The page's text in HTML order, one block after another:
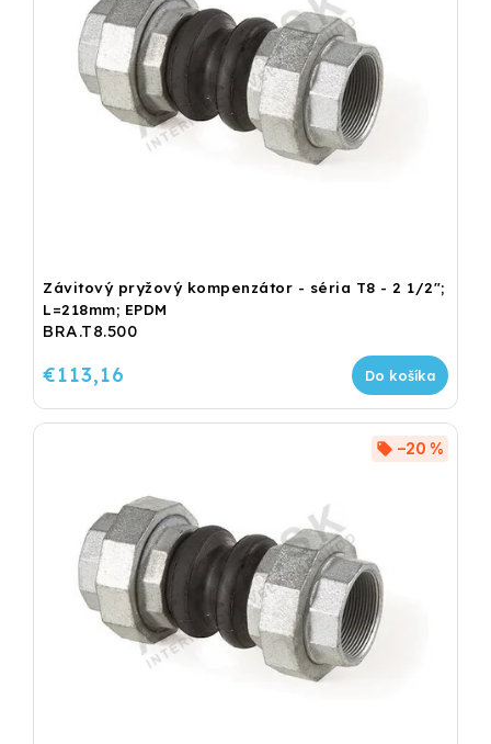
Závitový pryžový kompenzátor - séria T8 - 2 1/2";
L=218mm; EPDM
BRA.T8.500
€113,16 Do košíka
–20 %